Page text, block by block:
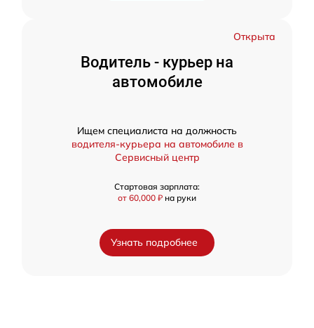
Открыта
Водитель - курьер на
автомобиле
Ищем специалиста на должность
водителя-курьера на автомобиле в
Сервисный центр
Стартовая зарплата:
от 60,000 ₽ на руки
Узнать подробнее